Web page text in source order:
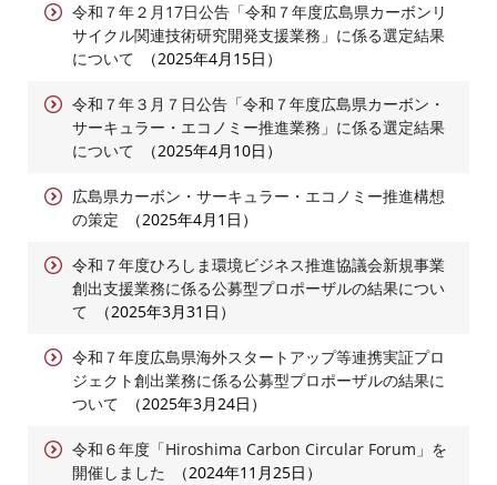
令和７年２月17日公告「令和７年度広島県カーボンリ
サイクル関連技術研究開発支援業務」に係る選定結果
について
2025年4月15日
令和７年３月７日公告「令和７年度広島県カーボン・
サーキュラー・エコノミー推進業務」に係る選定結果
について
2025年4月10日
広島県カーボン・サーキュラー・エコノミー推進構想
の策定
2025年4月1日
令和７年度ひろしま環境ビジネス推進協議会新規事業
創出支援業務に係る公募型プロポーザルの結果につい
て
2025年3月31日
令和７年度広島県海外スタートアップ等連携実証プロ
ジェクト創出業務に係る公募型プロポーザルの結果に
ついて
2025年3月24日
令和６年度「Hiroshima Carbon Circular Forum」を
開催しました
2024年11月25日